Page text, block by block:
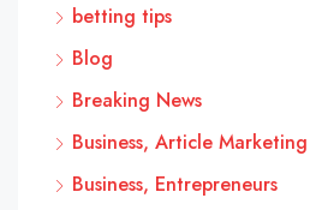
betting tips
Blog
Breaking News
Business, Article Marketing
Business, Entrepreneurs